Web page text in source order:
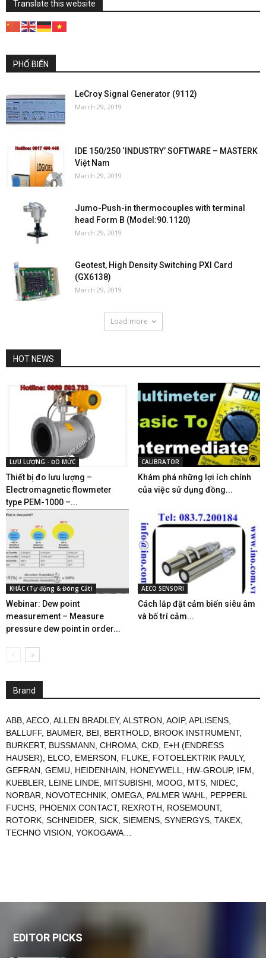
Translate this website
PHỔ BIẾN
LeCroy Signal Generator (9112)
March 29, 2019
IDE 150/250 ‘INDUSTRY’ SOFTWARE – MASTERK
Việt Nam
March 29, 2019
Jumo-Push-in thermocouples with terminal
head Form B (Model:90.1120)
March 29, 2019
Geotest, High Density Switching PXI Card
(GX6138)
March 29, 2019
Load more
HOT NEWS
LƯU LƯỢNG - ĐO MỨC
Thiết bị đo lưu lượng –
Electromagnetic flowmeter
type PEM-1000 –...
CALIBRATOR
Khám phá những lợi ích chính
của việc sử dụng đồng...
KHÁC (Tự động & Đóng Cắt)
Webinar: Dew point
measurement – Measure
pressure dew point in order...
AECO SENSORI
Cách lắp đặt cảm biến siêu âm
và bố trí cảm...
Brand
ABB, AECO, ALLEN BRADLEY, ALSTRON, AOIP, APLISENS,
BALLUFF, BAUMER, BEI, BERTHOLD, BROOK INSTRUMENT,
BURKERT, BUSSMANN, CHROMA, CKD, E+H (ENDRESS
HAUSER), ELCO, EMERSON, FLUKE, FOTOELEKTRIK PAULY,
GEFRAN, GEMU, HEIDENHAIN, HONEYWELL, HW-GROUP, IFM,
KUEBLER, LEINE LINDE, MITSUBISHI, MOOG, MTS, NIDEC,
NORBAR, NOVOTECHNIK, OMEGA, PALMER WAHL, PEPPERL
FUCHS, PHOENIX CONTACT, REXROTH, ROSEMOUNT,
ROTORK, SCHNEIDER, SICK, SIEMENS, SYNERGYS, TAKEX,
TECHNO VISION, YOKOGAWA…
EDITOR PICKS